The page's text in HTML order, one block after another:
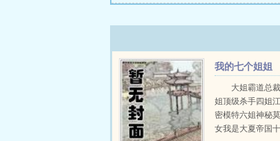
我的七个姐姐
天姿国色宁天
大姐霸道总
姐顶级杀手四姐
密模特六姐神秘
女我是大夏帝国